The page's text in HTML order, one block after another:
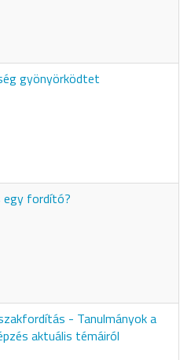
gyönyörködtet
egy fordító?
- Tanulmányok a
aktuális témáiról